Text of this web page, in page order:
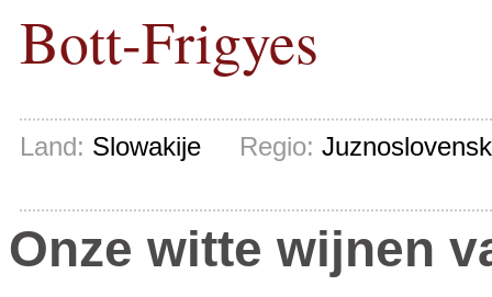
Bott-Frigyes
Land: SlowakijeRegio:
Onze witte wijnen